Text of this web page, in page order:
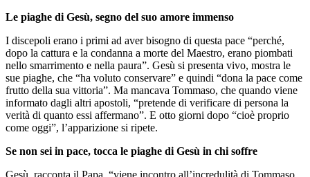
Le piaghe di Gesù, segno del suo amore immenso
I discepoli erano i primi ad aver bisogno di questa pace “perché,
dopo la cattura e la condanna a morte del Maestro, erano piombati
nello smarrimento e nella paura”. Gesù si presenta vivo, mostra le
sue piaghe, che “ha voluto conservare” e quindi “dona la pace come
frutto della sua vittoria”. Ma mancava Tommaso, che quando viene
informato dagli altri apostoli, “pretende di verificare di persona la
verità di quanto essi affermano”. E otto giorni dopo “cioè proprio
come oggi”, l’apparizione si ripete.
Se non sei in pace, tocca le piaghe di Gesù in chi soffre
Gesù, racconta il Papa, “viene incontro all’incredulità di Tommaso,